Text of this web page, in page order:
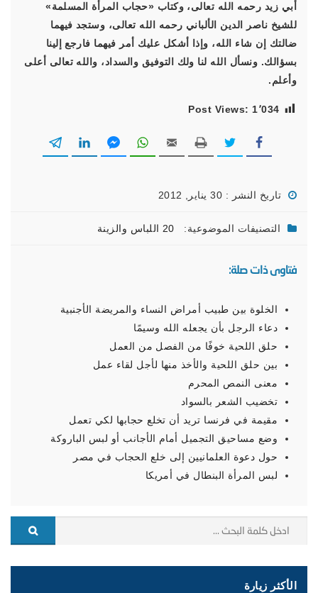
أبي زيد رحمه الله تعالى، وكتاب «حجاب المرأة المسلمة»
للشيخ ناصر الدين الألباني رحمه الله تعالى، وستجد فيهما
ضالتك إن شاء الله، وإذا أشكل عليك أمر فيهما فارجع إلينا
بسؤالك. ونسأل الله لنا ولك التوفيق والسداد، والله تعالى أعلى
وأعلم.
Post Views: 1٬034
تاريخ النشر : 30 يناير, 2012
التصنيفات الموضوعية: 20 اللباس والزينة
فتاوى ذات صلة:
الخلوة بين طبيب أمراض النساء والمريضة الأجنبية
دعاء الرجل بأن يجعله الله وسيمًا
حلق اللحية خوفًا من الفصل من العمل
بين حلق اللحية والأخذ منها لأجل لقاء عمل
معنى النمص المحرم
تخضيب الشعر بالسواد
مقيمة في فرنسا تريد أن تخلع حجابها لكي تعمل
وضع مساحيق التجميل أمام الأجانب أو لبس الباروكة
حول دعوة العلمانيين إلى خلع الحجاب في مصر
لبس المرأة البنطال في أمريكا
الأكثر زيارة